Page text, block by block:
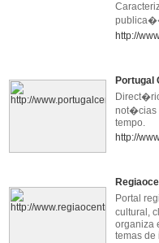
http://
Portugal
not�cias
tempo.
http://
Portal
cultural,
organiza
temas de